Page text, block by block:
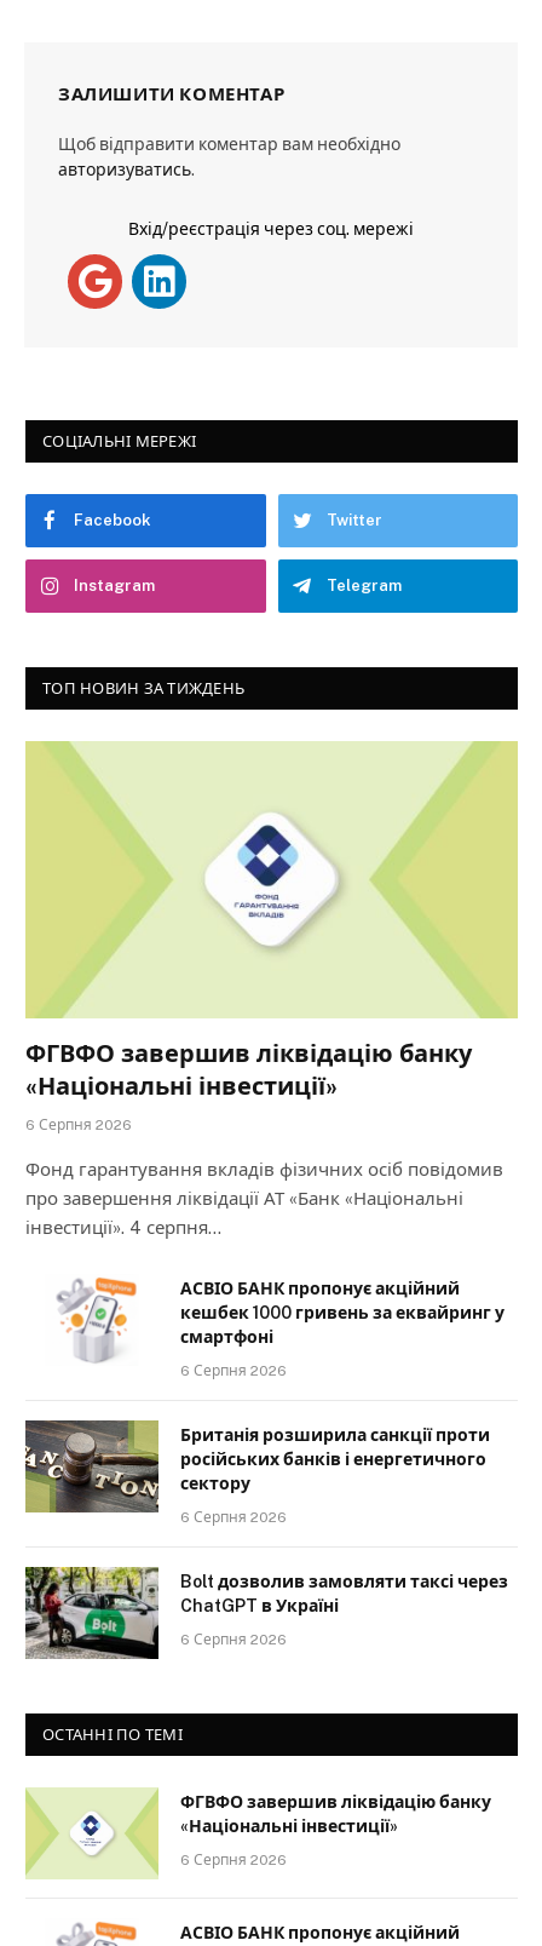
ЗАЛИШИТИ КОМЕНТАР
Щоб відправити коментар вам необхідно
авторизуватись.
Вхід/реєстрація через соц. мережі
СОЦІАЛЬНІ МЕРЕЖІ
Facebook Twitter
Instagram Telegram
ТОП НОВИН ЗА ТИЖДЕНЬ
ФГВФО завершив ліквідацію банку
«Національні інвестиції»
6 Серпня 2026
Фонд гарантування вкладів фізичних осіб повідомив
про завершення ліквідації АТ «Банк «Національні
інвестиції». 4 серпня…
АСВІО БАНК пропонує акційний
кешбек 1000 гривень за еквайринг у
смартфоні
6 Серпня 2026
Британія розширила санкції проти
російських банків і енергетичного
сектору
6 Серпня 2026
Bolt дозволив замовляти таксі через
ChatGPT в Україні
6 Серпня 2026
ОСТАННІ ПО ТЕМІ
ФГВФО завершив ліквідацію банку
«Національні інвестиції»
6 Серпня 2026
АСВІО БАНК пропонує акційний